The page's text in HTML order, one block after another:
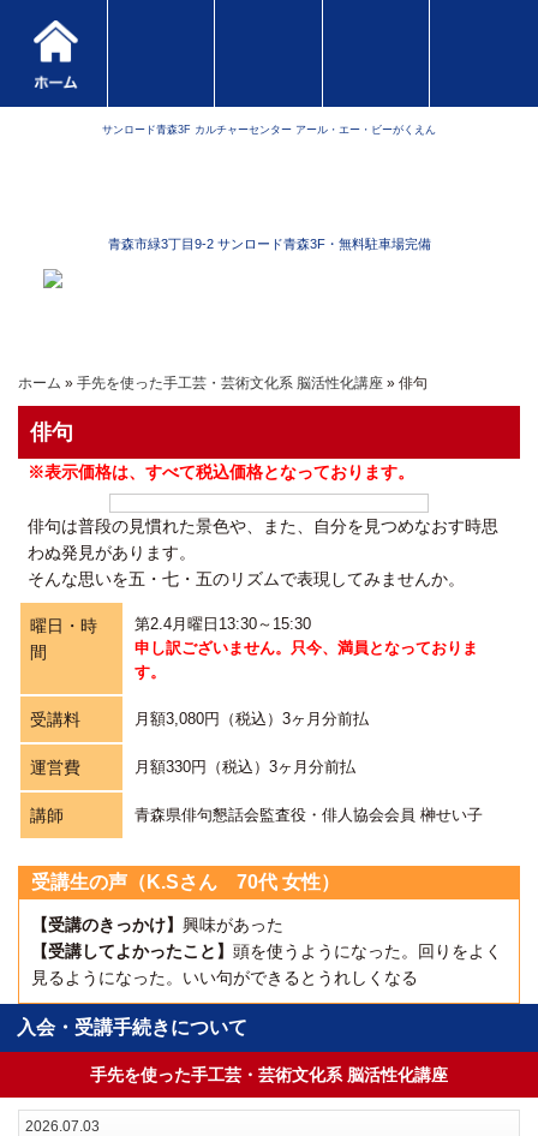
サンロード青森3F カルチャーセンター アール・エー・ビーがくえん
青森市緑3丁目9-2 サンロード青森3F・無料駐車場完備
ホーム » 手先を使った手工芸・芸術文化系 脳活性化講座 » 俳句
俳句
※表示価格は、すべて税込価格となっております。
俳句は普段の見慣れた景色や、また、自分を見つめなおす時思
わぬ発見があります。
そんな思いを五・七・五のリズムで表現してみませんか。
曜日・時
間
第2.4月曜日13:30～15:30
申し訳ございません。只今、満員となっておりま
す。
受講料 月額3,080円（税込）3ヶ月分前払
運営費 月額330円（税込）3ヶ月分前払
講師 青森県俳句懇話会監査役・俳人協会会員 榊せい子
受講生の声（K.Sさん 70代 女性）
【受講のきっかけ】 興味があった
【受講してよかったこと】 頭を使うようになった。回りをよく
見るようになった。いい句ができるとうれしくなる
入会・受講手続きについて
手先を使った手工芸・芸術文化系 脳活性化講座
2026.07.03